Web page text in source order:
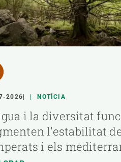
2026 NOTÍCIA
i la diversitat
l'estabilitat
i els